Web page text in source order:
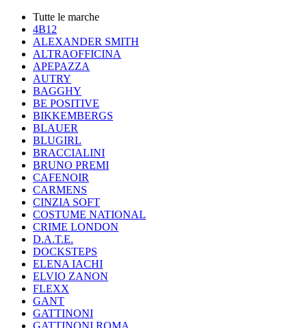
Tutte le marche
4B12
ALEXANDER SMITH
ALTRAOFFICINA
APEPAZZA
AUTRY
BAGGHY
BE POSITIVE
BIKKEMBERGS
BLAUER
BLUGIRL
BRACCIALINI
BRUNO PREMI
CAFENOIR
CARMENS
CINZIA SOFT
COSTUME NATIONAL
CRIME LONDON
D.A.T.E.
DOCKSTEPS
ELENA IACHI
ELVIO ZANON
FLEXX
GANT
GATTINONI
GATTINONI ROMA